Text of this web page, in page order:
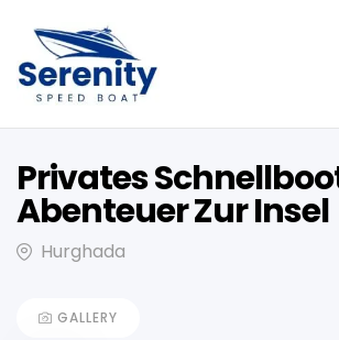
Privates
Abenteuer Zur Insel
Hurghada
GALLERY